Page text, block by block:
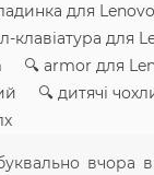
для Lenovo
для
🔍 armor для
🔍 дитячі
вчора